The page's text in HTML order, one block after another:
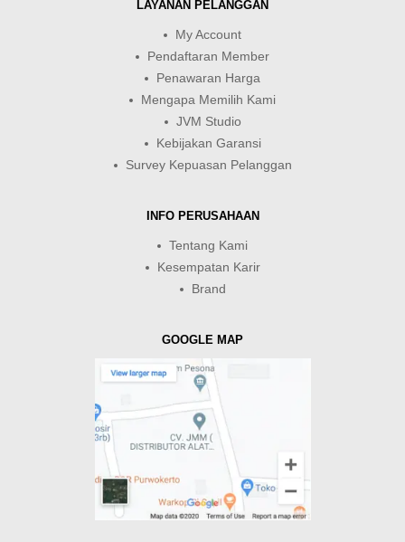
LAYANAN PELANGGAN
My Account
Pendaftaran Member
Penawaran Harga
Mengapa Memilih Kami
JVM Studio
Kebijakan Garansi
Survey Kepuasan Pelanggan
INFO PERUSAHAAN
Tentang Kami
Kesempatan Karir
Brand
GOOGLE MAP